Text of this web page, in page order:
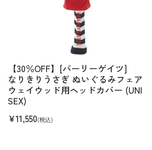
【30％OFF】[パーリーゲイツ]
なりきりうさぎ ぬいぐるみフェア
ウェイウッド用ヘッドカバー (UNI
SEX)
¥11,550(税込)